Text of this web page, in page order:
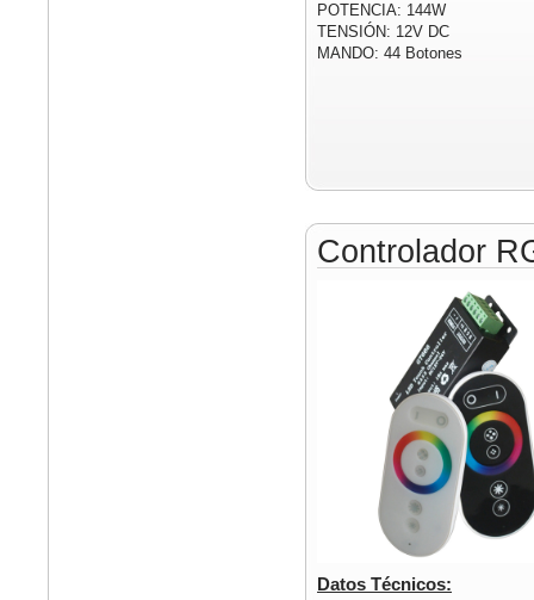
POTENCIA: 144W
TENSIÓN: 12V DC
MANDO: 44 Botones
Controlador
Datos Técnicos: